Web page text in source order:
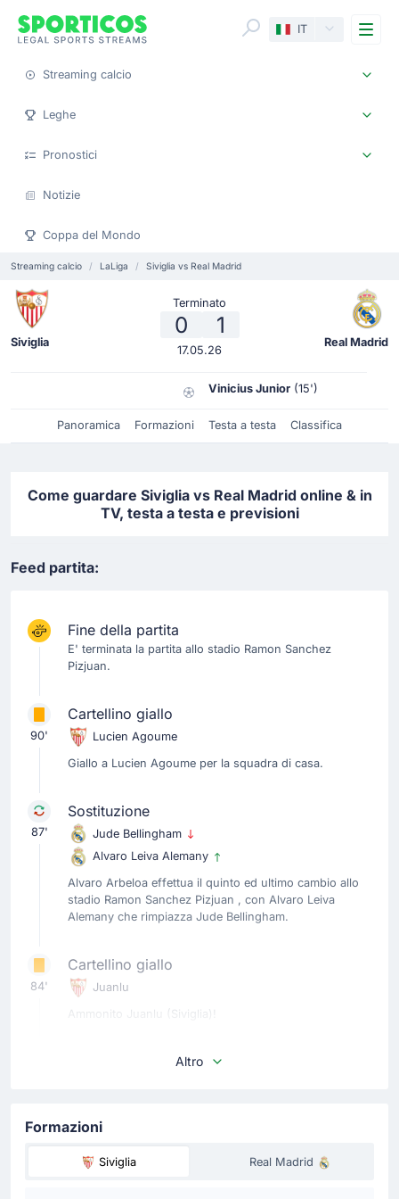
IT
Streaming calcio
Leghe
Pronostici
Notizie
Coppa del Mondo
Streaming calcio LaLiga Siviglia vs Real Madrid
Siviglia
Terminato
0 1
17.05.26
Real Madrid
Vinicius Junior (15')
Panoramica Formazioni Testa a testa Classifica
Come guardare Siviglia vs Real Madrid online & in
TV, testa a testa e previsioni
Feed partita:
Fine della partita
E' terminata la partita allo stadio Ramon Sanchez
Pizjuan.
90'
Cartellino giallo
Lucien Agoume
Giallo a Lucien Agoume per la squadra di casa.
87'
Sostituzione
Jude Bellingham
Alvaro Leiva Alemany
Alvaro Arbeloa effettua il quinto ed ultimo cambio allo
stadio Ramon Sanchez Pizjuan , con Alvaro Leiva
Alemany che rimpiazza Jude Bellingham.
84'
Cartellino giallo
Juanlu
Ammonito Juanlu (Siviglia)!
dall'arbitro Jose Maria Sanchez Martinez.
Altro
Formazioni
Siviglia Real Madrid